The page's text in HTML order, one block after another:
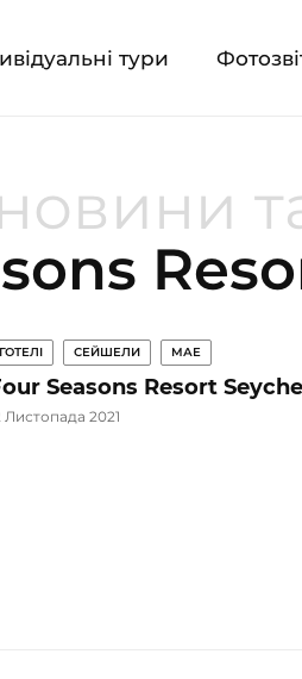
тури
ГОТЕЛІ СЕЙШЕЛИ МАЕ
Seasons Resort
Листопада 2021